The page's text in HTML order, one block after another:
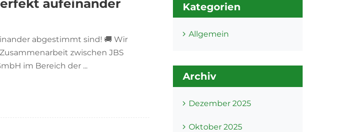
aufeinander
abgestimmt sind! 🚚 Wir
zwischen JBS
im Bereich der ...
Kategorien
Allgemein
Archiv
Dezember 2025
Oktober 2025